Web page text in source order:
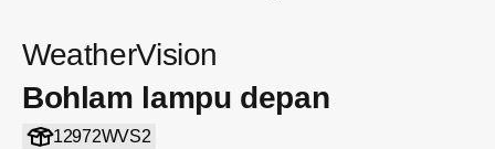
WeatherVision
Bohlam lampu depan
12972WVS2